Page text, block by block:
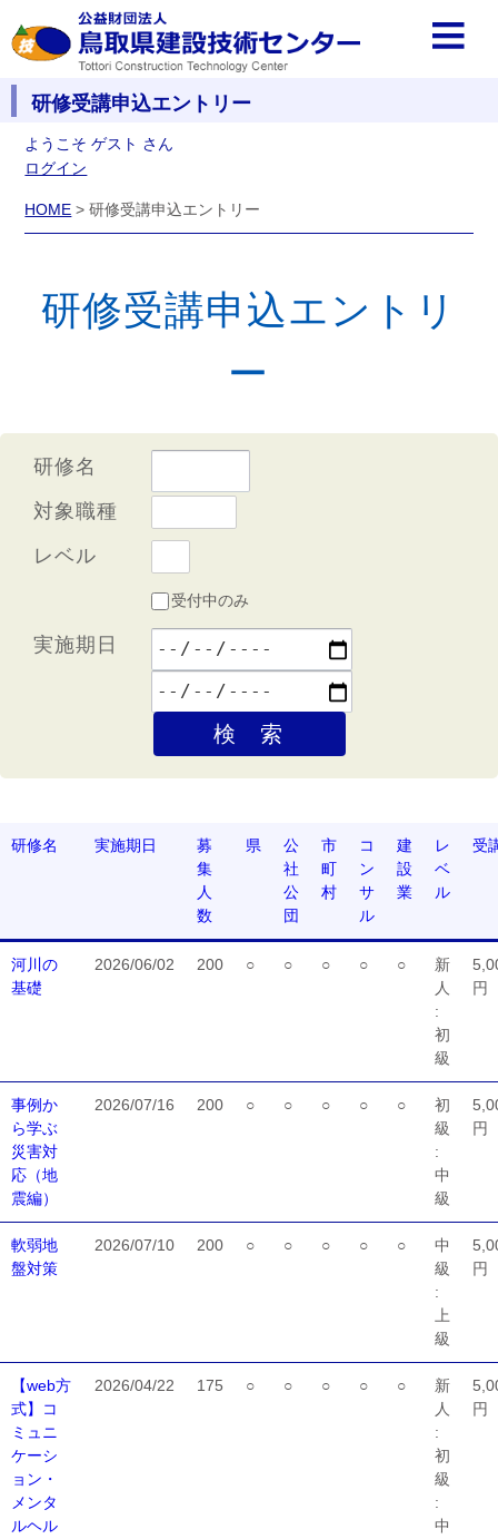
研修受講申込エントリー
ようこそ ゲスト さん
ログイン
HOME > 研修受講申込エントリー
研修受講申込エントリ
ー
研修名
対象職種
レベル
受付中のみ
実施期日
研修名 実施期日
募
集
人
数
県
公
社
公
団
市
町
村
コ
ン
サ
ル
建
設
業
レ
ベ
ル
受
河川の
基礎
2026/06/02 200 ○ ○ ○ ○ ○
新
人
:
初
級
円
事例か
ら学ぶ
災害対
応（地
震編）
2026/07/16 200 ○ ○ ○ ○ ○
初
級
:
中
級
円
軟弱地
盤対策
2026/07/10 200 ○ ○ ○ ○ ○
中
級
:
上
級
円
【web方
式】コ
ミュニ
ケーシ
ョン・
メンタ
ルヘル
2026/04/22 175 ○ ○ ○ ○ ○
新
人
:
初
級
:
中
円